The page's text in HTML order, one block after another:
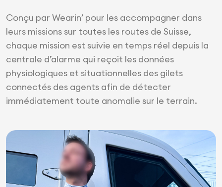
Conçu par Wearin’ pour les accompagner dans
leurs missions sur toutes les routes de Suisse,
chaque mission est suivie en temps réel depuis la
centrale d’alarme qui reçoit les données
physiologiques et situationnelles des gilets
connectés des agents afin de détecter
immédiatement toute anomalie sur le terrain.